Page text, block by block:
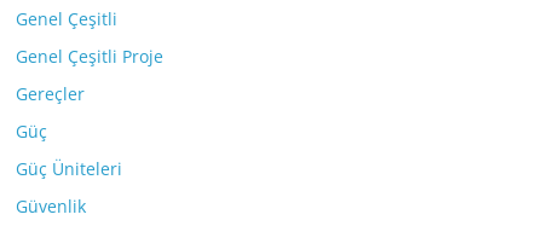
Genel Çeşitli
Genel Çeşitli Proje
Gereçler
Güç
Güç Üniteleri
Güvenlik